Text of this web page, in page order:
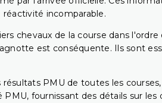
incomparable.
chevaux de la course dans l'ordre
est conséquente. Ils sont
PMU de toutes les
fournissant des détails sur les